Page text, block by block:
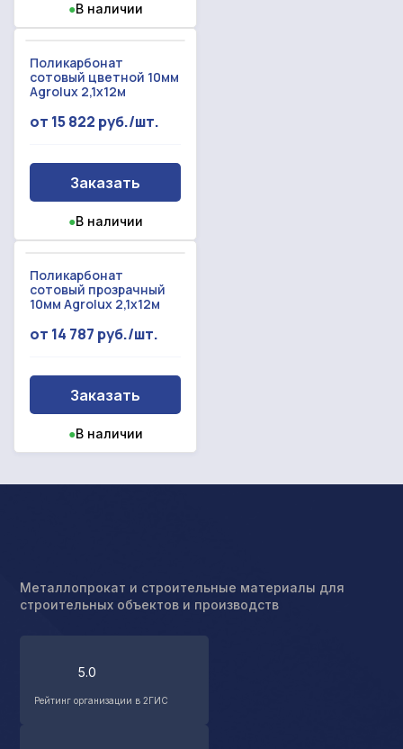
●В наличии
Поликарбонат
сотовый цветной 10мм
Agrolux 2,1x12м
от 15 822 руб./шт.
Заказать
●В наличии
Поликарбонат
сотовый прозрачный
10мм Agrolux 2,1x12м
от 14 787 руб./шт.
Заказать
●В наличии
Металлопрокат и строительные материалы для
строительных объектов и производств
5.0
Рейтинг организации в 2ГИС